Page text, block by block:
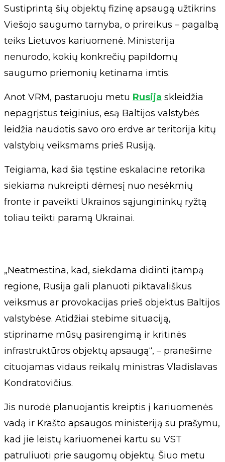
Sustiprintą šių objektų fizinę apsaugą užtikrins
Viešojo saugumo tarnyba, o prireikus – pagalbą
teiks Lietuvos kariuomenė. Ministerija
nenurodo, kokių konkrečių papildomų
saugumo priemonių ketinama imtis.
Anot VRM, pastaruoju metu Rusija skleidžia
nepagrįstus teiginius, esą Baltijos valstybės
leidžia naudotis savo oro erdve ar teritorija kitų
valstybių veiksmams prieš Rusiją.
Teigiama, kad šia tęstine eskalacine retorika
siekiama nukreipti dėmesį nuo nesėkmių
fronte ir paveikti Ukrainos sąjungininkų ryžtą
toliau teikti paramą Ukrainai.
„Neatmestina, kad, siekdama didinti įtampą
regione, Rusija gali planuoti piktavališkus
veiksmus ar provokacijas prieš objektus Baltijos
valstybėse. Atidžiai stebime situaciją,
stipriname mūsų pasirengimą ir kritinės
infrastruktūros objektų apsaugą“, – pranešime
cituojamas vidaus reikalų ministras Vladislavas
Kondratovičius.
Jis nurodė planuojantis kreiptis į kariuomenės
vadą ir Krašto apsaugos ministeriją su prašymu,
kad jie leistų kariuomenei kartu su VST
patruliuoti prie saugomų objektų. Šiuo metu